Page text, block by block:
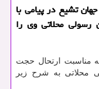
تشیع در پیامی با
محلاتی وی را
مناسبت ارتحال حجت
محلاتی به شرح زیر